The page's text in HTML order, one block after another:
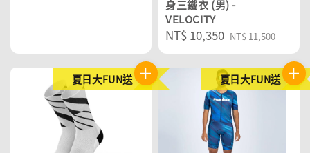
身三鐵衣 (男) -
VELOCITY
Sale
price
NT$ 10,350 Regular
price
NT$ 11,500
夏日大FUN送 夏日大FUN送